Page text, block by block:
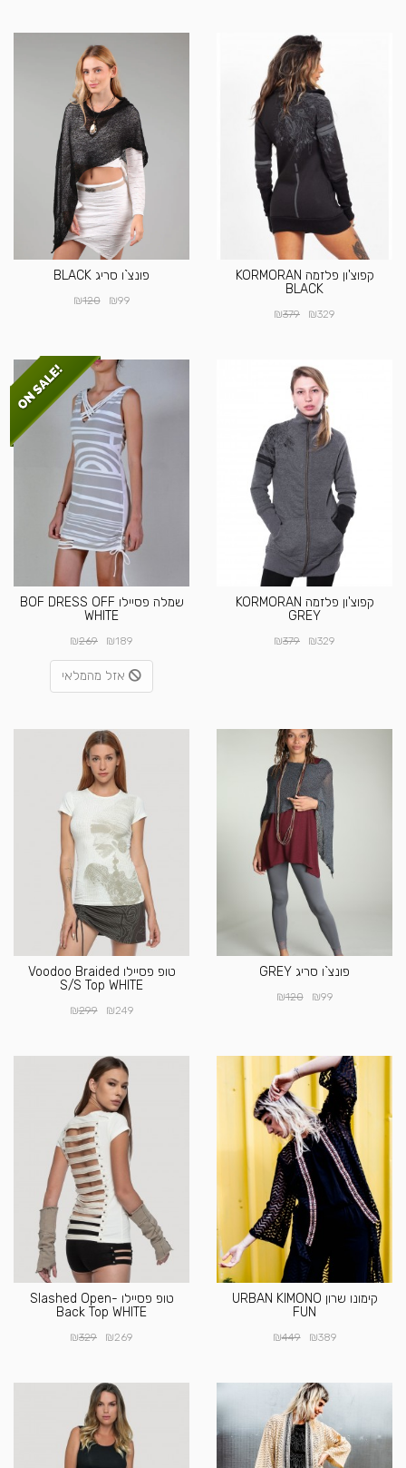
קפוצ'ון פלזמה KORMORAN
BLACK
₪329
₪379
פונצ`ו סריג BLACK
₪99
₪120
קפוצ'ון פלזמה KORMORAN
GREY
₪329
₪379
שמלה פסיילו BOF DRESS OFF
WHITE
₪189
₪269
אזל מהמלאי
פונצ`ו סריג GREY
₪99
₪120
טופ פסיילו Voodoo Braided
S/S Top WHITE
₪249
₪299
קימונו שרון URBAN KIMONO
FUN
₪389
₪449
טופ פסיילו Slashed Open-
Back Top WHITE
₪269
₪329